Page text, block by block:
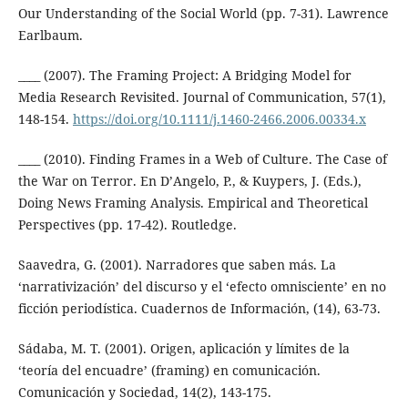
Our Understanding of the Social World (pp. 7-31). Lawrence
Earlbaum.
____ (2007). The Framing Project: A Bridging Model for
Media Research Revisited. Journal of Communication, 57(1),
148-154. https://doi.org/10.1111/j.1460-2466.2006.00334.x
____ (2010). Finding Frames in a Web of Culture. The Case of
the War on Terror. En D’Angelo, P., & Kuypers, J. (Eds.),
Doing News Framing Analysis. Empirical and Theoretical
Perspectives (pp. 17-42). Routledge.
Saavedra, G. (2001). Narradores que saben más. La
‘narrativización’ del discurso y el ‘efecto omnisciente’ en no
ficción periodística. Cuadernos de Información, (14), 63-73.
Sádaba, M. T. (2001). Origen, aplicación y límites de la
‘teoría del encuadre’ (framing) en comunicación.
Comunicación y Sociedad, 14(2), 143-175.